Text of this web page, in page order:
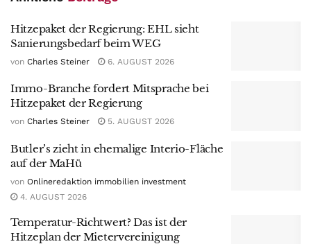
Hitzepaket der Regierung: EHL sieht
Sanierungsbedarf beim WEG
von Charles Steiner 6. AUGUST 2026
Immo-Branche fordert Mitsprache bei
Hitzepaket der Regierung
von Charles Steiner 5. AUGUST 2026
Butler’s zieht in ehemalige Interio-Fläche
auf der MaHü
von Onlineredaktion immobilien investment
4. AUGUST 2026
Temperatur-Richtwert? Das ist der
Hitzeplan der Mietervereinigung